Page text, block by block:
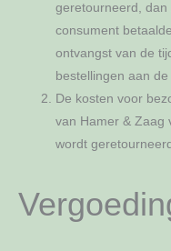
geretourneerd, dan
consument
ontvangst van de
bestellingen aan
De kosten voor
van Hamer & Zaag
wordt